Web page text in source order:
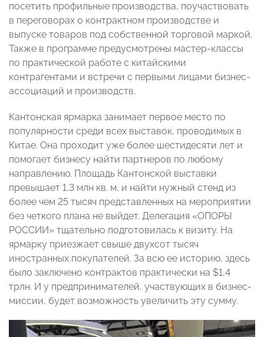
посетить профильные производства, поучаствовать
в переговорах о контрактном производстве и
выпуске товаров под собственной торговой маркой.
Также в программе предусмотрены мастер-классы
по практической работе с китайскими
контрагентами и встречи с первыми лицами бизнес-
ассоциаций и производств.
Кантонская ярмарка занимает первое место по
популярности среди всех выставок, проводимых в
Китае. Она проходит уже более шестидесяти лет и
помогает бизнесу найти партнеров по любому
направлению. Площадь Кантонской выставки
превышает 1,3 млн кв. м, и найти нужный стенд из
более чем 25 тысяч представленных на мероприятии
без четкого плана не выйдет. Делегация «ОПОРЫ
РОССИИ» тщательно подготовилась к визиту. На
ярмарку приезжает свыше двухсот тысяч
иностранных покупателей. За всю ее историю, здесь
было заключено контрактов практически на $1,4
трлн. И у предпринимателей, участвующих в бизнес-
миссии, будет возможность увеличить эту сумму.